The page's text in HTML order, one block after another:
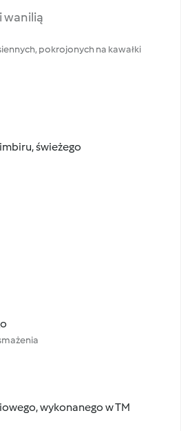
wanilią
pokrojonych na kawałki
świeżego
wykonanego w TM